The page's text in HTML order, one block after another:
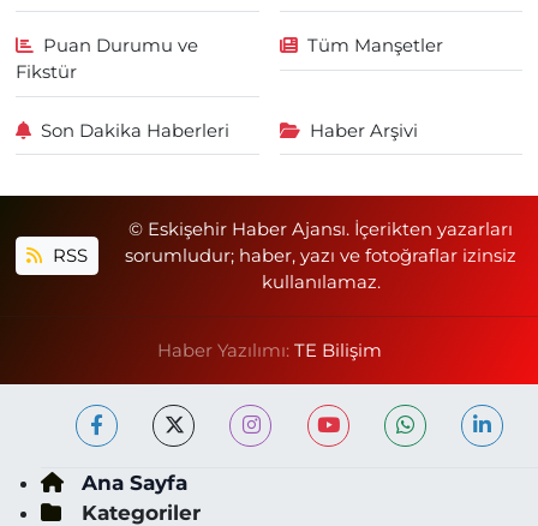
Puan Durumu ve
Fikstür
Tüm Manşetler
Son Dakika Haberleri Haber Arşivi
RSS
© Eskişehir Haber Ajansı. İçerikten yazarları
sorumludur; haber, yazı ve fotoğraflar izinsiz
kullanılamaz.
Haber Yazılımı: TE Bilişim
Ana Sayfa
Kategoriler